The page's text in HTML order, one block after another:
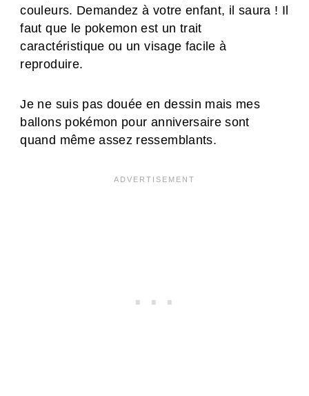
couleurs. Demandez à votre enfant, il saura ! Il
faut que le pokemon est un trait
caractéristique ou un visage facile à
reproduire.
Je ne suis pas douée en dessin mais mes
ballons pokémon pour anniversaire sont
quand même assez ressemblants.